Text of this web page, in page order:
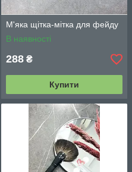
М'яка щітка-мітка для фейду
В наявності
288 ₴
Купити